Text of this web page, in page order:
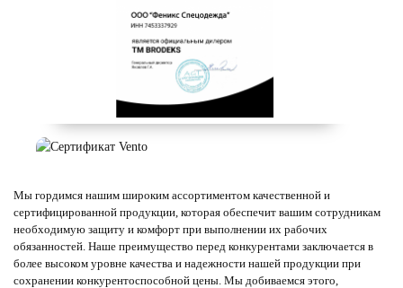
Мы гордимся нашим широким ассортиментом качественной и
сертифицированной продукции, которая обеспечит вашим сотрудникам
необходимую защиту и комфорт при выполнении их рабочих
обязанностей. Наше преимущество перед конкурентами заключается в
более высоком уровне качества и надежности нашей продукции при
сохранении конкурентоспособной цены. Мы добиваемся этого,